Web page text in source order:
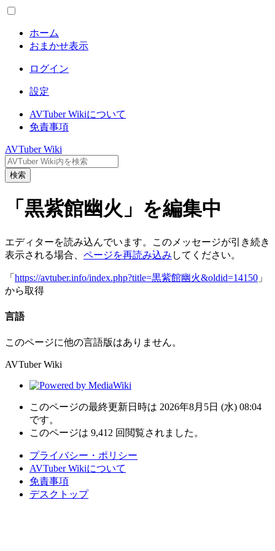
ホーム
おまかせ表示
ログイン
設定
AVTuber Wikiについて
免責事項
AVTuber Wiki
検索
「黒紫館幽火」を編集中
エディターを読み込んでいます。このメッセージが引き続き
表示される場合、 ページを再読み込み してください。
「 https://avtuber.info/index.php?title=黒紫館幽火&oldid=14150 」
から取得
言語
このページに他の言語版はありません。
AVTuber Wiki
このページの最終更新日時は 2026年8月5日 (水) 08:04
です。
このページは 9,412 回閲覧されました。
プライバシー・ポリシー
AVTuber Wikiについて
免責事項
デスクトップ